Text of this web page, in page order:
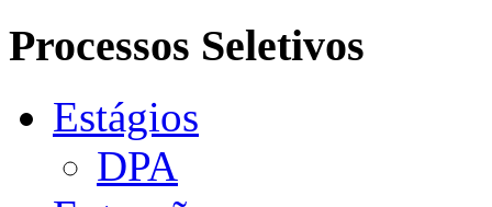
Processos Seletivos
Estágios
DPA